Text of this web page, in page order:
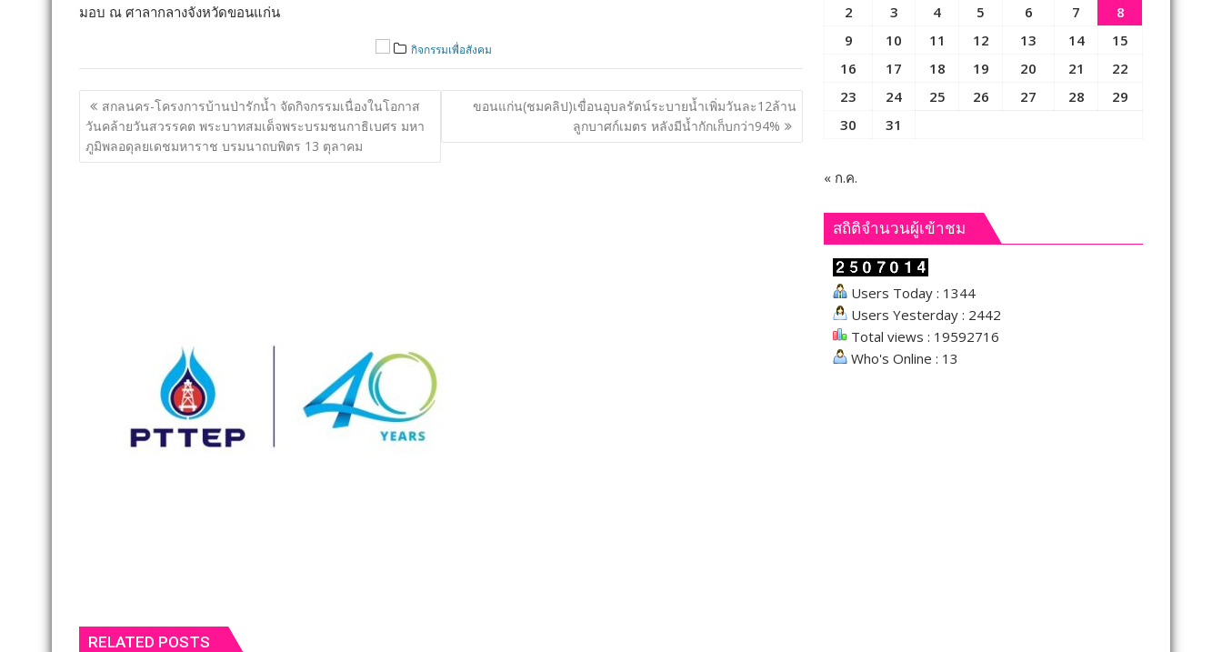
มอบ ณ ศาลากลางจังหวัดขอนแก่น
กิจกรรมเพื่อสังคม
แนะแนว
เรื่อง
สกลนคร-โครงการบ้านป่ารักน้ำ จัดกิจกรรมเนื่องในโอกาส
วันคล้ายวันสวรรคต พระบาทสมเด็จพระบรมชนกาธิเบศร มหา
ภูมิพลอดุลยเดชมหาราช บรมนาถบพิตร 13 ตุลาคม
ขอนแก่น(ชมคลิป)เขื่อนอุบลรัตน์ระบายน้ำเพิ่มวันละ12ล้าน
ลูกบาศก์เมตร หลังมีน้ำกักเก็บกว่า94%
RELATED POSTS
2
3 4 5 6 7
8
9
10 11 12 13 14
15
16
17 18 19 20 21
22
23
24 25 26 27 28
29
30
31
« ก.ค.
สถิติจำนวนผู้เข้าชม
Users Today : 1344
Users Yesterday : 2442
Total views : 19592716
Who's Online : 13